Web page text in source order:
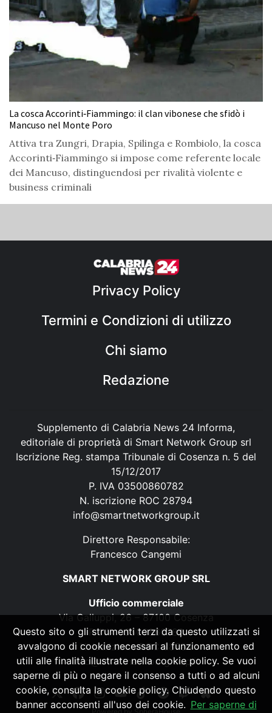
La cosca Accorinti‑Fiammingo: il clan vibonese che sfidò i
Mancuso nel Monte Poro
Attiva tra Zungri, Drapia, Spilinga e Rombiolo, la cosca
Accorinti‑Fiammingo si impose come referente locale
dei Mancuso, distinguendosi per rivalità violente e
business criminali
Privacy Policy
Termini e Condizioni di utilizzo
Chi siamo
Redazione
Supplemento di Calabria News 24 Informa,
editoriale di proprietà di Smart Network Group srl
Iscrizione Reg. stampa Tribunale di Cosenza n. 5 del
15/12/2017
P. IVA 03500860782
N. iscrizione ROC 28794
info@smartnetworkgroup.it
Direttore Responsabile:
Francesco Cangemi
SMART NETWORK GROUP SRL
Ufficio commerciale
Via Galluppi, 26 – 87100 Cosenza
P. IVA 03500860782
N. iscrizione ROC 28794
info@smartnetworkgroup.it
Questo sito o gli strumenti terzi da questo utilizzati si
avvalgono di cookie necessari al funzionamento ed
utili alle finalità illustrate nella cookie policy. Se vuoi
saperne di più o negare il consenso a tutti o ad alcuni
cookie, consulta la cookie policy. Chiudendo questo
banner acconsenti all'uso dei cookie. Per saperne di